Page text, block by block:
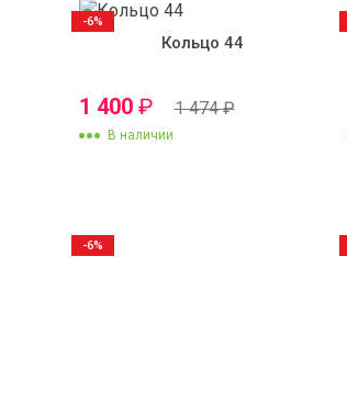
Кольцо 44
1 400 ₽ 1 474₽
В наличии
-6%
-6%